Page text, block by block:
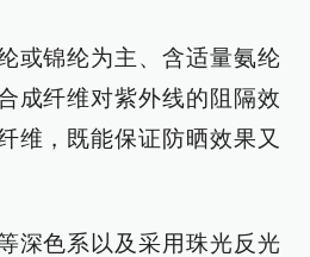
或锦纶为主、含适量氨纶
成纤维对紫外线的阻隔效
维，既能保证防晒效果又
深色系以及采用珠光反光